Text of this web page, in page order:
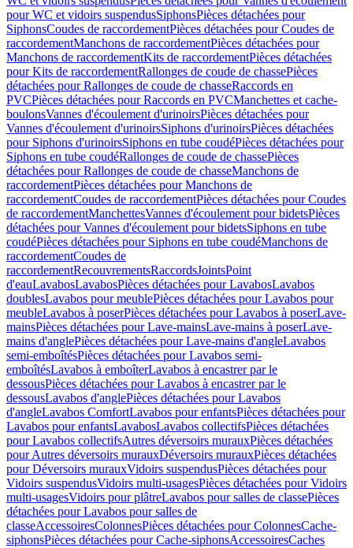
pour WC et vidoirs suspendusSiphonsPièces détachées pour
SiphonsCoudes de raccordementPièces détachées pour Coudes de
raccordementManchons de raccordementPièces détachées pour
Manchons de raccordementKits de raccordementPièces détachées
pour Kits de raccordementRallonges de coude de chassePièces
détachées pour Rallonges de coude de chasseRaccords en
PVCPièces détachées pour Raccords en PVCManchettes et cache-
boulonsVannes d'écoulement d'urinoirsPièces détachées pour
Vannes d'écoulement d'urinoirsSiphons d'urinoirsPièces détachées
pour Siphons d'urinoirsSiphons en tube coudéPièces détachées pour
Siphons en tube coudéRallonges de coude de chassePièces
détachées pour Rallonges de coude de chasseManchons de
raccordementPièces détachées pour Manchons de
raccordementCoudes de raccordementPièces détachées pour Coudes
de raccordementManchettesVannes d'écoulement pour bidetsPièces
détachées pour Vannes d'écoulement pour bidetsSiphons en tube
coudéPièces détachées pour Siphons en tube coudéManchons de
raccordementCoudes de
raccordementRecouvrementsRaccordsJointsPoint
d'eauLavabosLavabosPièces détachées pour LavabosLavabos
doublesLavabos pour meublePièces détachées pour Lavabos pour
meubleLavabos à poserPièces détachées pour Lavabos à poserLave-
mainsPièces détachées pour Lave-mainsLave-mains à poserLave-
mains d'anglePièces détachées pour Lave-mains d'angleLavabos
semi-emboîtésPièces détachées pour Lavabos semi-
emboîtésLavabos à emboîterLavabos à encastrer par le
dessousPièces détachées pour Lavabos à encastrer par le
dessousLavabos d'anglePièces détachées pour Lavabos
d'angleLavabos ComfortLavabos pour enfantsPièces détachées pour
Lavabos pour enfantsLavabosLavabos collectifsPièces détachées
pour Lavabos collectifsAutres déversoirs murauxPièces détachées
pour Autres déversoirs murauxDéversoirs murauxPièces détachées
pour Déversoirs murauxVidoirs suspendusPièces détachées pour
Vidoirs suspendusVidoirs multi-usagesPièces détachées pour Vidoirs
multi-usagesVidoirs pour plâtreLavabos pour salles de classePièces
détachées pour Lavabos pour salles de
classeAccessoiresColonnesPièces détachées pour ColonnesCache-
siphonsPièces détachées pour Cache-siphonsAccessoiresCaches